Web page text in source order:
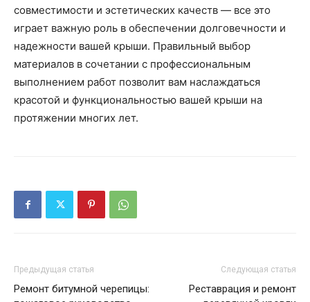
совместимости и эстетических качеств — все это
играет важную роль в обеспечении долговечности и
надежности вашей крыши. Правильный выбор
материалов в сочетании с профессиональным
выполнением работ позволит вам наслаждаться
красотой и функциональностью вашей крыши на
протяжении многих лет.
Предыдущая статья
Ремонт битумной черепицы:
Следующая статья
Реставрация и ремонт